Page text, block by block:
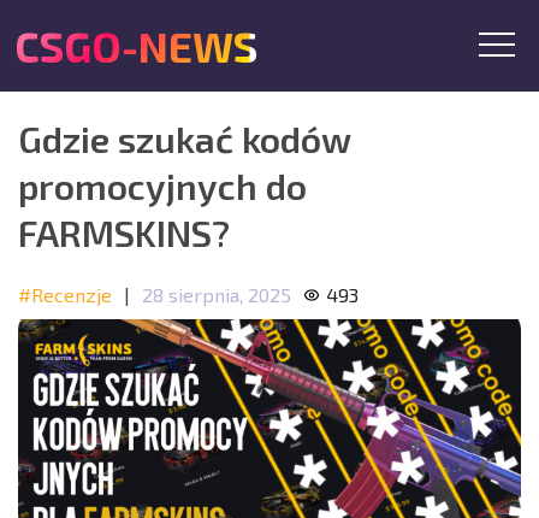
CSGO-NEWS
Gdzie szukać kodów
promocyjnych do
FARMSKINS?
#Recenzje | 28 sierpnia, 2025 493